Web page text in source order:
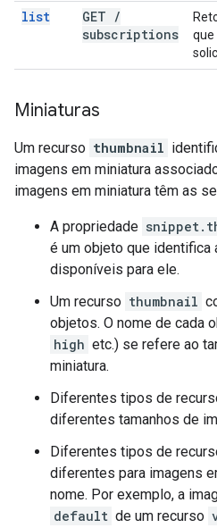
list GET /
subscriptions
que
Miniaturas
Um recurso thumbnail
imagens em miniatura
imagens em miniatura têm as
A propriedade
é um objeto que identifica
disponíveis para ele.
Um recurso thumbnail
objetos. O nome de cada
high etc.) se refere ao
miniatura.
Diferentes tipos de
diferentes tamanhos de
Diferentes tipos de
diferentes para imagens
nome. Por exemplo, a
default de um recurso